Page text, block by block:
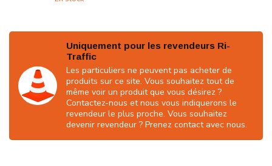
Uniquement pour les revendeurs Ri-
Traffic
Les particuliers ne peuvent pas acheter de
produits sur ce site. Vous souhaitez tout de
même voir un produit que vous désirez ?
Contactez-nous et nous vous indiquerons le
revendeur le plus proche. Vous souhaitez
devenir revendeur ? Prenez contact avec nous.